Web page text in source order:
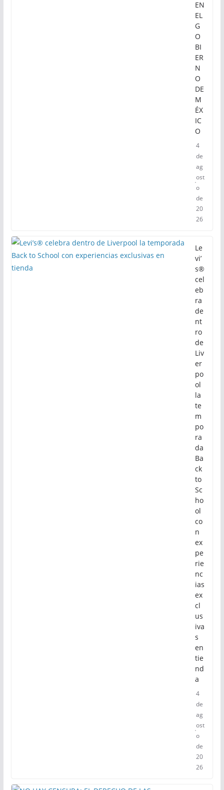
EN
EL
G
O
BI
ER
N
O
DE
M
ÉX
IC
O
4
de
ag
ost
o
de
20
26
Le
vi’
s®
cel
eb
ra
de
nt
ro
de
Liv
er
po
ol
la
te
m
po
ra
da
Ba
ck
to
Sc
ho
ol
co
n
ex
pe
rie
nc
ias
ex
cl
us
iva
s
en
tie
nd
a
4
de
ag
ost
o
de
20
26